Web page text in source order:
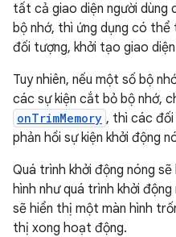
tất cả giao diện người dùng
bộ nhớ, thì ứng dụng có
đối tượng, khởi tạo giao
Tuy nhiên, nếu một số bộ
các sự kiện cắt bỏ bộ nhớ,
onTrimMemory , thì các
phản hồi sự kiện khởi động
Quá trình khởi động nóng
hình như quá trình khởi
sẽ hiển thị một màn hình
thị xong hoạt động.